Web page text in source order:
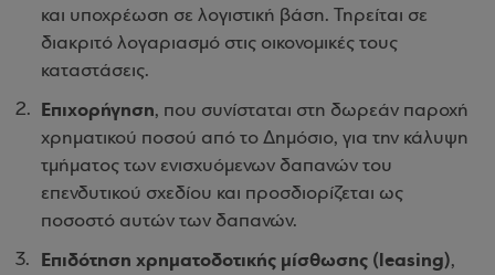
και υποχρέωση σε λογιστική βάση. Τηρείται σε
διακριτό λογαριασμό στις οικονομικές τους
καταστάσεις.
Επιχορήγηση, που συνίσταται στη δωρεάν παροχή
χρηματικού ποσού από το Δημόσιο, για την κάλυψη
τμήματος των ενισχυόμενων δαπανών του
επενδυτικού σχεδίου και προσδιορίζεται ως
ποσοστό αυτών των δαπανών.
Επιδότηση χρηματοδοτικής μίσθωσης (leasing),